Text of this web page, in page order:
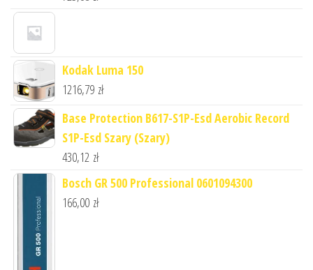
Kodak Luma 150
1216,79 zł
Base Protection B617-S1P-Esd Aerobic Record
S1P-Esd Szary (Szary)
430,12 zł
Bosch GR 500 Professional 0601094300
166,00 zł